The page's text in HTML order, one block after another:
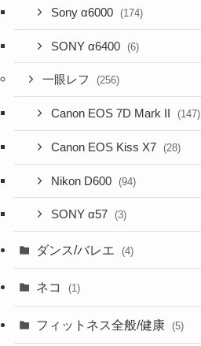
Sony α6000 (174)
SONY α6400 (6)
一眼レフ (256)
Canon EOS 7D Mark II (147)
Canon EOS Kiss X7 (28)
Nikon D600 (94)
SONY α57 (3)
ダンス/バレエ (4)
ネコ (1)
フィットネス全般/健康 (5)